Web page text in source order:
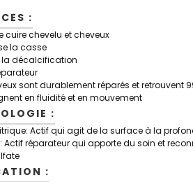
:
cuire chevelu et cheveux
la casse
la décalcification
sont durablement réparés et retrouvent
en fluidité et en mouvement
:
Actif qui agit de la surface à la
Actif réparateur qui apporte du soin et
: